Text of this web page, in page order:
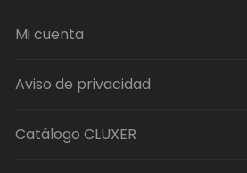
Mi cuenta
Aviso de privacidad
Catálogo CLUXER